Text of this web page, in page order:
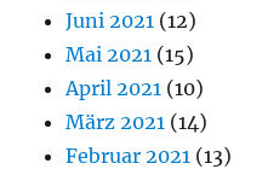
Juni 2021 (12)
Mai 2021 (15)
April 2021 (10)
März 2021 (14)
Februar 2021 (13)